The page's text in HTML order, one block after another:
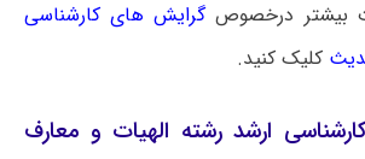
بیشتر درخصوصگرایش های کارشناسی
کلیک کنید.
ارشد رشته الهیات و معارف